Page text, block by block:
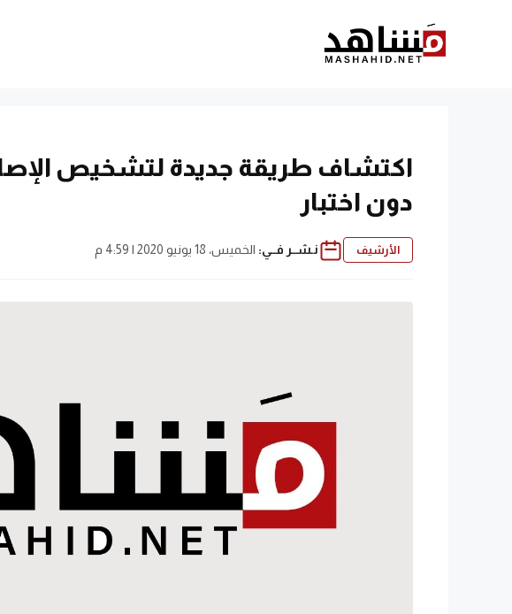
اكتشاف طريقة جديدة لتشخيص
دون اختبار
الأرشيف نـشــر فــي: الخميس، 18 يونيو 2020 | 4:59 م